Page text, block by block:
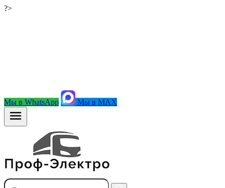
?>
Мы в WhatsApp Мы в MAX